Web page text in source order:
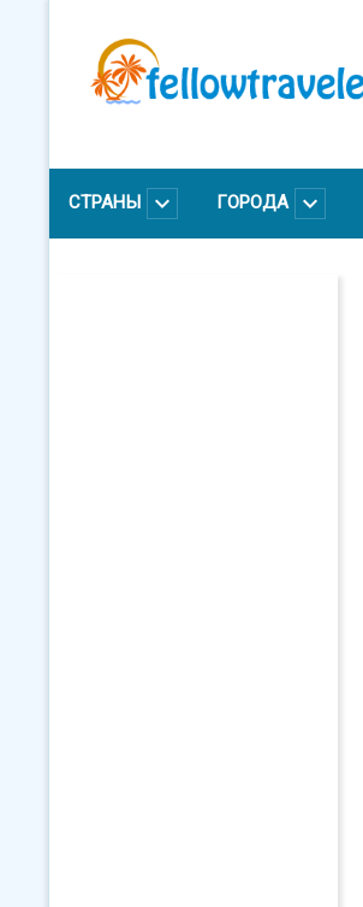
содержанию
СТРАНЫ ГОРОДА